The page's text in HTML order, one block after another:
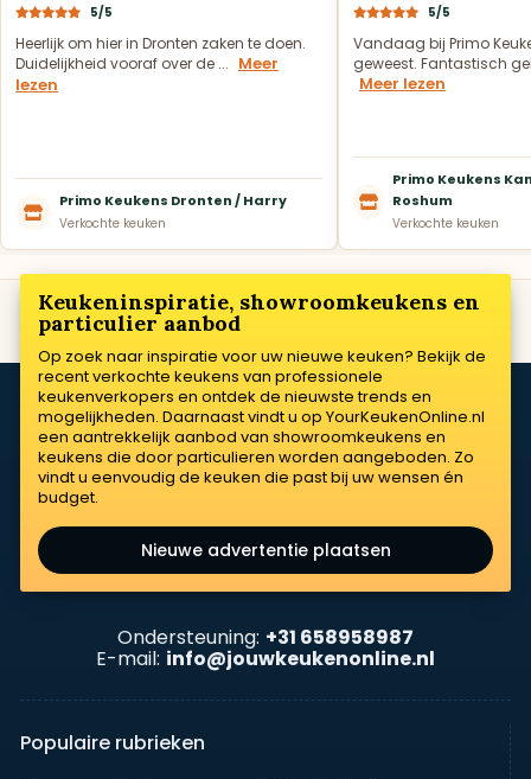
5/5
Heerlijk om hier in Dronten zaken te doen.
Duidelijkheid vooraf over de ... Meer
lezen
Primo Keukens Dronten / Harry
Verkochte keuken
5/5
Vandaag bij Primo
geweest. Fantastisch
Meer lezen
Primo Keukens
Roshum
Verkochte keuken
Keukeninspiratie, showroomkeukens en
particulier aanbod
Op zoek naar inspiratie voor uw nieuwe keuken? Bekijk de
recent verkochte keukens van professionele
keukenverkopers en ontdek de nieuwste trends en
mogelijkheden. Daarnaast vindt u op YourKeukenOnline.nl
een aantrekkelijk aanbod van showroomkeukens en
keukens die door particulieren worden aangeboden. Zo
vindt u eenvoudig de keuken die past bij uw wensen én
budget.
Nieuwe advertentie plaatsen
Ondersteuning: +31 658958987
E-mail: info@jouwkeukenonline.nl
Populaire rubrieken